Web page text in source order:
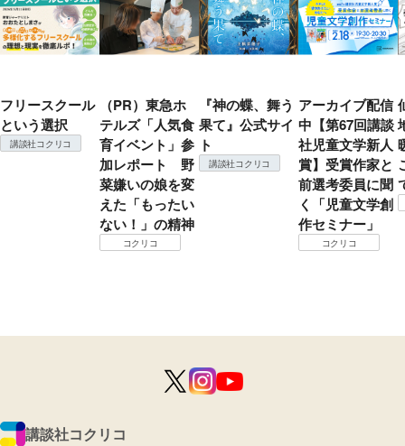
フリースクール
という選択
講談社コクリコ
（PR）東急ホ
テルズ「人気食
育イベント」参
加レポート 野
菜嫌いの娘を変
えた「もったい
ない！」の精神
コクリコ
『神の蝶、舞う
果て』公式サイ
ト
講談社コクリコ
アーカイブ配信
中【第67回講談
社児童文学新人
賞】受賞作家と
前選考委員に聞
く「児童文学創
作セミナー」
コクリコ
講談社コクリコ